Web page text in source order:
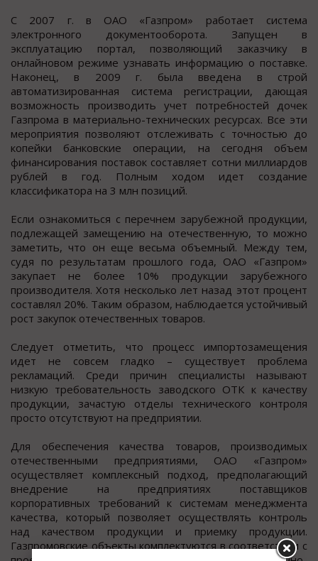
С 2007 г. в ОАО «Газпром» работает система
электронного документооборота. Запущен в
эксплуатацию портал, позволяющий заказчику в
онлайновом режиме узнавать информацию о поставке.
Наконец, в 2009 г. была введена в строй
автоматизированная система регистрации, дающая
возможность производить учет потребностей дочек
Газпрома в материально-технических ресурсах. Все эти
мероприятия позволяют отслеживать с точностью до
копейки банковские операции, на сегодня объем
финансирования поставок составляет сотни миллиардов
рублей в год. Полным ходом идет создание
классификатора на 3 млн позиций.
Если ознакомиться с перечнем зарубежной продукции,
подлежащей замещению на отечественную, то можно
заметить, что он еще весьма объемный. Между тем,
судя по результатам прошлого года, ОАО «Газпром»
закупает не более 10% продукции зарубежного
производителя. Хотя несколько лет назад этот процент
составлял 20%. Таким образом, наблюдается устойчивый
рост закупок отечественных товаров.
Следует отметить, что процесс импортозамещения
идет не совсем гладко – существует проблема
рекламаций. Среди причин специалисты называют
низкую требовательность заводского ОТК к качеству
продукции, зачастую отделы технического контроля
просто отсутствуют на предприятии.
Для обеспечения качества товаров, производимых
отечественными предприятиями, ОАО «Газпром»
осуществляет комплексный подход, предполагающий
внедрение на предприятиях поставщиков
корпоративных требований к системам менеджмента
качества, который позволяет осуществлять контроль
над качеством продукции и приемку продукции.
Газпромовские объекты комплектуются в соответствии с